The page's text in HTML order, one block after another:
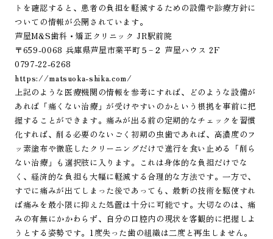
トを確認すると、患者の負担を軽減するための設備や診療方針に
ついての情報が公開されています。
芦屋M&S歯科・矯正クリニック JR駅前院
〒659-0068 兵庫県芦屋市業平町５−２ 芦屋ハウス 2F
0797-22-6268
https://matsuoka-shika.com/
上記のような医療機関の情報を参考にすれば、どのような設備が
あれば「痛くない治療」が受けやすいのかという根拠を事前に把
握することができます。痛みが出る前の定期的なチェックを習慣
化すれば、削る必要のないごく初期の虫歯であれば、高濃度のフ
ッ素塗布や徹底したクリーニングだけで進行を食い止める「削ら
ない治療」も選択肢に入ります。これは身体的な負担だけでな
く、経済的な負担も大幅に軽減する合理的な方法です。一方で、
すでに痛みが出てしまった後であっても、最新の技術を駆使すれ
ば痛みを最小限に抑えた処置は十分に可能です。大切なのは、痛
みの有無にかかわらず、自分の口腔内の現状を客観的に把握しよ
うとする姿勢です。1度失った歯の組織は二度と再生しません。